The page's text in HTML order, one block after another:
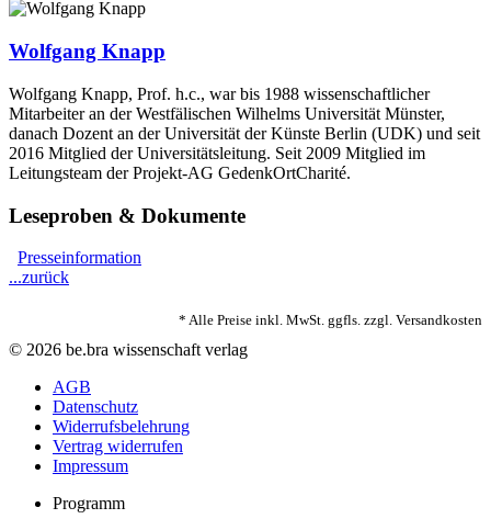
Wolfgang Knapp
Wolfgang Knapp, Prof. h.c., war bis 1988 wissenschaftlicher
Mitarbeiter an der Westfälischen Wilhelms Universität Münster,
danach Dozent an der Universität der Künste Berlin (UDK) und seit
2016 Mitglied der Universitätsleitung. Seit 2009 Mitglied im
Leitungsteam der Projekt-AG GedenkOrtCharité.
Leseproben & Dokumente
Presseinformation
...zurück
* Alle Preise inkl. MwSt. ggfls. zzgl. Versandkosten
© 2026 be.bra wissenschaft verlag
AGB
Datenschutz
Widerrufsbelehrung
Vertrag widerrufen
Impressum
Programm